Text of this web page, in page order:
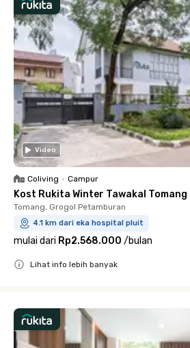
Video
Coliving • Campur
Kost Rukita Winter Tawakal Tomang
Tomang, Grogol Petamburan
4.1 km dari eka hospital pluit
mulai dari Rp2.568.000 /bulan
Lihat info lebih banyak